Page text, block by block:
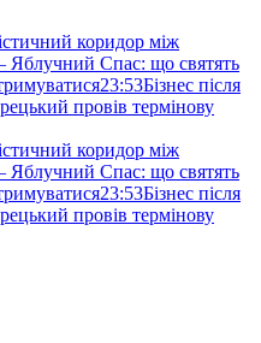
коридор між
Яблучний Спас: що святять
23:53Бізнес після
провів термінову
коридор між
Яблучний Спас: що святять
23:53Бізнес після
провів термінову